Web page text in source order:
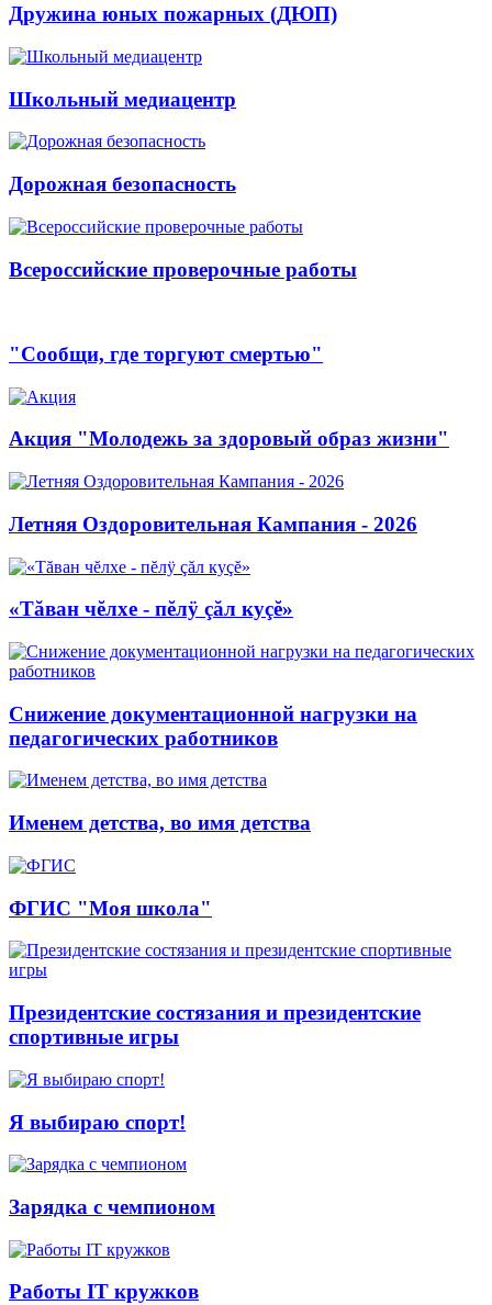
Дружина юных пожарных (ДЮП)
Школьный медиацентр
Дорожная безопасность
Всероссийские проверочные работы
"Сообщи, где торгуют смертью"
Акция "Молодежь за здоровый образ жизни"
Летняя Оздоровительная Кампания - 2026
«Тăван чĕлхе - пĕлÿ çăл куçĕ»
Снижение документационной нагрузки на
педагогических работников
Именем детства, во имя детства
ФГИС "Моя школа"
Президентские состязания и президентские
спортивные игры
Я выбираю спорт!
Зарядка с чемпионом
Работы IT кружков